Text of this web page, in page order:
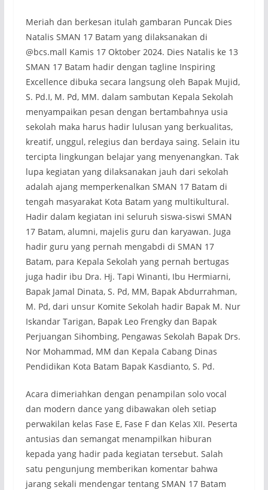
Meriah dan berkesan itulah gambaran Puncak Dies
Natalis SMAN 17 Batam yang dilaksanakan di
@bcs.mall Kamis 17 Oktober 2024. Dies Natalis ke 13
SMAN 17 Batam hadir dengan tagline Inspiring
Excellence dibuka secara langsung oleh Bapak Mujid,
S. Pd.I, M. Pd, MM. dalam sambutan Kepala Sekolah
menyampaikan pesan dengan bertambahnya usia
sekolah maka harus hadir lulusan yang berkualitas,
kreatif, unggul, relegius dan berdaya saing. Selain itu
tercipta lingkungan belajar yang menyenangkan. Tak
lupa kegiatan yang dilaksanakan jauh dari sekolah
adalah ajang memperkenalkan SMAN 17 Batam di
tengah masyarakat Kota Batam yang multikultural.
Hadir dalam kegiatan ini seluruh siswa-siswi SMAN
17 Batam, alumni, majelis guru dan karyawan. Juga
hadir guru yang pernah mengabdi di SMAN 17
Batam, para Kepala Sekolah yang pernah bertugas
juga hadir ibu Dra. Hj. Tapi Winanti, Ibu Hermiarni,
Bapak Jamal Dinata, S. Pd, MM, Bapak Abdurrahman,
M. Pd, dari unsur Komite Sekolah hadir Bapak M. Nur
Iskandar Tarigan, Bapak Leo Frengky dan Bapak
Perjuangan Sihombing, Pengawas Sekolah Bapak Drs.
Nor Mohammad, MM dan Kepala Cabang Dinas
Pendidikan Kota Batam Bapak Kasdianto, S. Pd.
Acara dimeriahkan dengan penampilan solo vocal
dan modern dance yang dibawakan oleh setiap
perwakilan kelas Fase E, Fase F dan Kelas XII. Peserta
antusias dan semangat menampilkan hiburan
kepada yang hadir pada kegiatan tersebut. Salah
satu pengunjung memberikan komentar bahwa
jarang sekali mendengar tentang SMAN 17 Batam